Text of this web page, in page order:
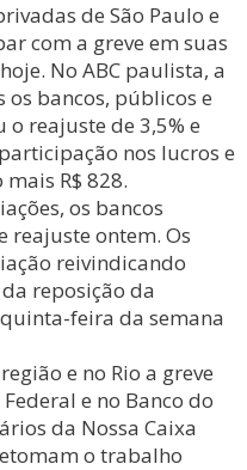
de São Paulo e
com a greve em suas
No ABC paulista, a
bancos, públicos e
reajuste de 3,5% e
nos lucros e
R$ 828.
os bancos
reajuste ontem. Os
reivindicando
reposição da
feira da semana
e no Rio a greve
e no Banco do
da Nossa Caixa
o trabalho